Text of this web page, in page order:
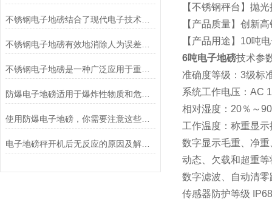
不锈钢电子地磅结合了现代电子技术和高质量不锈钢材料的优点
不锈钢电子地磅有效地消除人为误差和其他环境因素对测量结果的影响
不锈钢电子地磅是一种广泛应用于重量测量和货物称重的设备
防爆电子地磅适用于爆炸性物质和危险场所的称重计量
使用防爆电子地磅，你需要注意这些事项
电子地磅秤开机后无反应的原因及解决方法介绍
【不锈钢秤台】抛
【产品质量】创新
【产品用途】10吨
6吨电子地磅技术参
准确度等级：3级标
系统工作电压：AC
相对湿度：20％～
工作温度：称重显
数字显示毛重、净重
动态、欠载和超重
数字滤波、自动清零
传感器防护等级